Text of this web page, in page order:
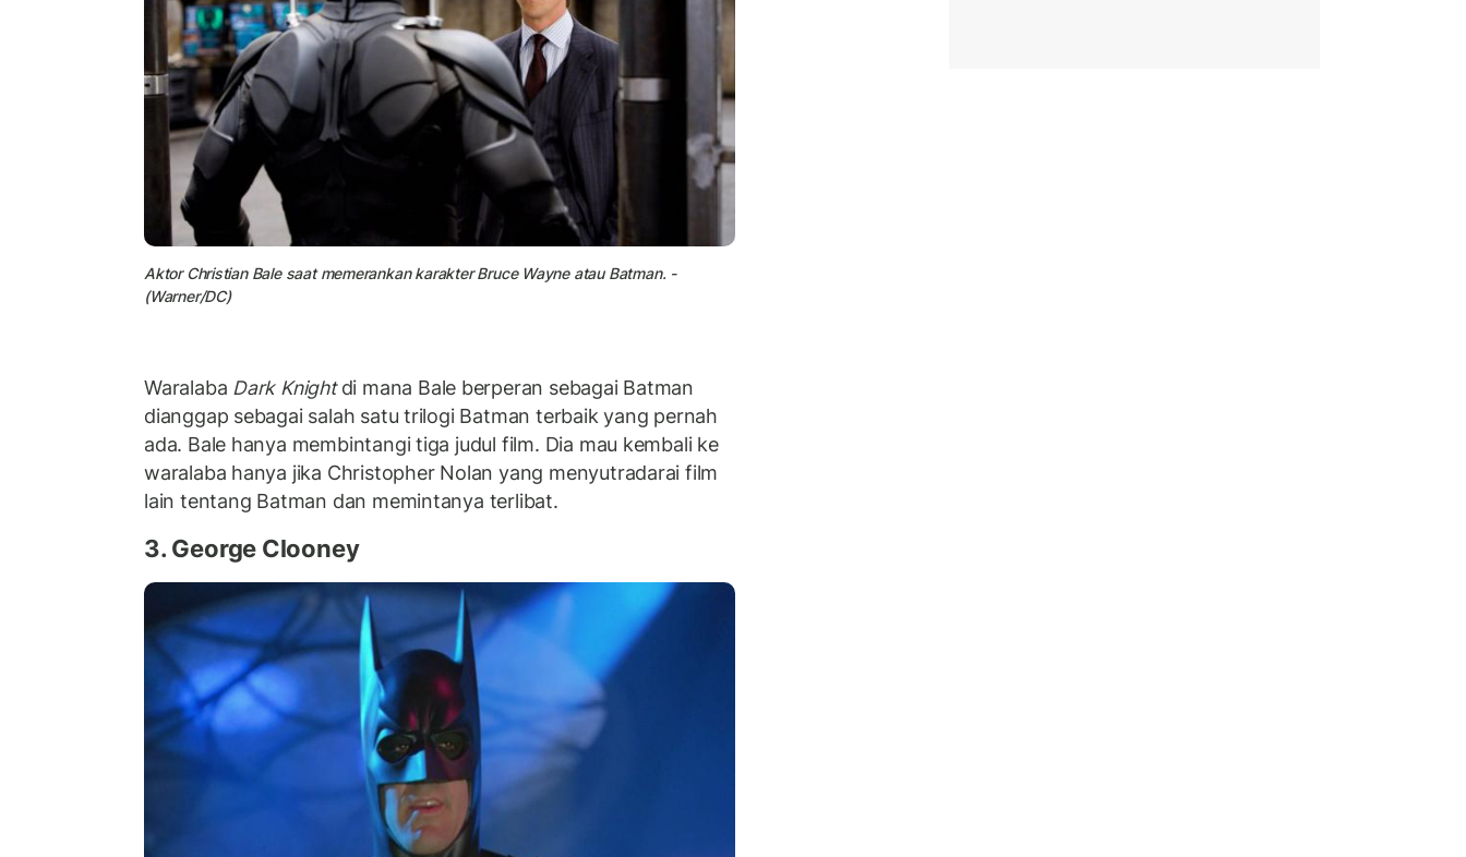
AktorChristian Bale saat memerankan karakter Bruce Wayne atau Batman. -
(Warner/DC)
Waralaba Dark Knightdi mana Bale berperan sebagai Batman
dianggap sebagai salah satu trilogi Batman terbaik yang pernah
ada. Bale hanya membintangi tiga judul film. Dia mau kembali ke
waralaba hanya jika Christopher Nolan yang menyutradarai film
lain tentang Batman dan memintanya terlibat.
3. George Clooney